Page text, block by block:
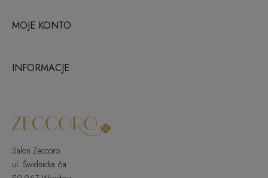
MOJE KONTO
INFORMACJE
Salon Zeccoro
ul. Świdnicka 6a